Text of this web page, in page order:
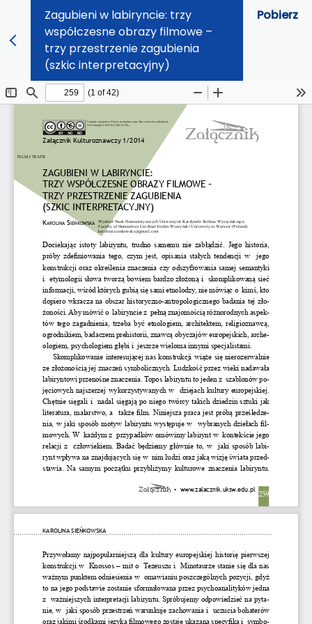
Zagubieni w labiryncie: trzy
współczesne obrazy filmowe –
trzy przestrzenie zagubienia
(szkic interpretacyjny)
Pobierz